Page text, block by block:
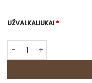
UŽVALKALIUKAI*
produkto kiekis: